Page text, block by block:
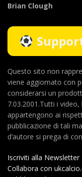
Brian Clough
Questo sito non
viene aggiornato con
considerarsi un
7.03.2001.Tutti i
appartengono ai
pubblicazione di tali
d’autore si prega di
Iscriviti alla Newsletter
Collabora con